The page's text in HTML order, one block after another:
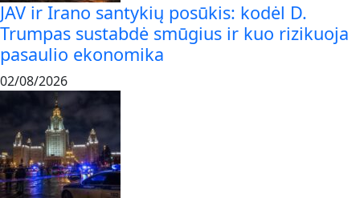
JAV ir Irano santykių posūkis: kodėl D.
Trumpas sustabdė smūgius ir kuo rizikuoja
pasaulio ekonomika
02/08/2026